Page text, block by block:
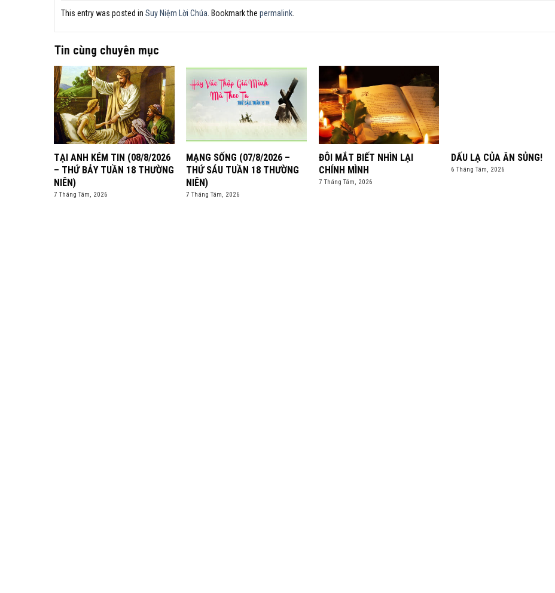
This entry was posted in Suy Niệm Lời Chúa. Bookmark the permalink.
Tin cùng chuyên mục
TẠI ANH KÉM TIN (08/8/2026
– THỨ BẢY TUẦN 18 THƯỜNG
NIÊN)
7 Tháng Tám, 2026
MẠNG SỐNG (07/8/2026 –
THỨ SÁU TUẦN 18 THƯỜNG
NIÊN)
7 Tháng Tám, 2026
ĐÔI MẮT BIẾT NHÌN LẠI
CHÍNH MÌNH
7 Tháng Tám, 2026
DẤU LẠ CỦA ÂN SỦNG!
6 Tháng Tám, 2026